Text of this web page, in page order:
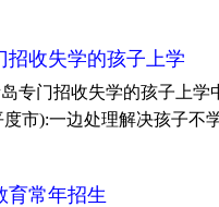
招收失学的孩子上学
专门招收失学的孩子上学
市):一边处理解决孩子
育常年招生